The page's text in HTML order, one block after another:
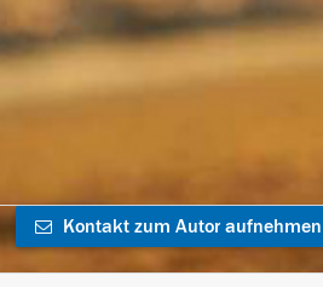
Kontakt zum Autor aufnehmen